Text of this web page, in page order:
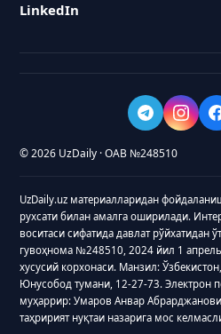
LinkedIn
© 2026 UzDaily · ОАВ №248510
UzDaily.uz материалларидан
рухсати билан амалга оширилади.
воситаси сифатида давлат рўйхатидан
гувоҳнома №248510, 2024 йил 1
хусусий корхонаси. Манзил:
Юнусобод тумани, 12-27-73. Электрон
муҳаррир: Умаров Анвар
таҳририят нуқтаи назарига мос